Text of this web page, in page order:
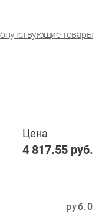
товары
Цена
4 817.55 руб.
0
руб.